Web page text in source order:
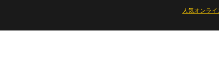
人気オンラ